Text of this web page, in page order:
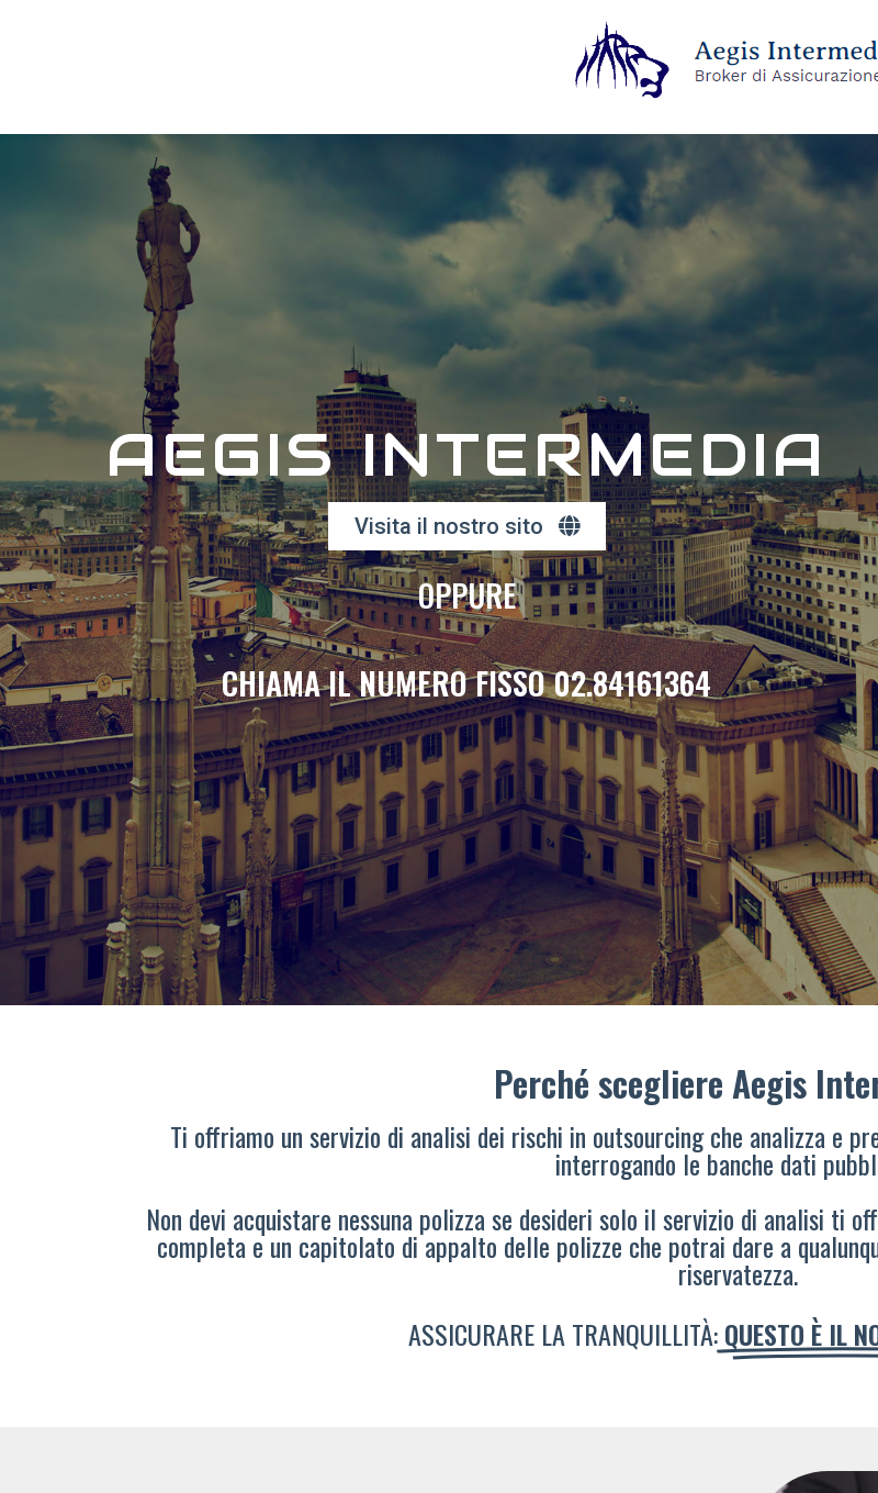
AEGIS INTERMEDIA
Visita il nostro sito
OPPURE
CHIAMA IL NUMERO FISSO 02.84161364
Perché scegliere Aegis
Ti offriamo un servizio di analisi dei rischi in outsourcing che analizza e
interrogando le banche dati
Non devi acquistare nessuna polizza se desideri solo il servizio di analisi ti
completa e un capitolato di appalto delle polizze che potrai dare a
riservatezza.
ASSICURARE LA TRANQUILLITÀ:QUESTO È IL